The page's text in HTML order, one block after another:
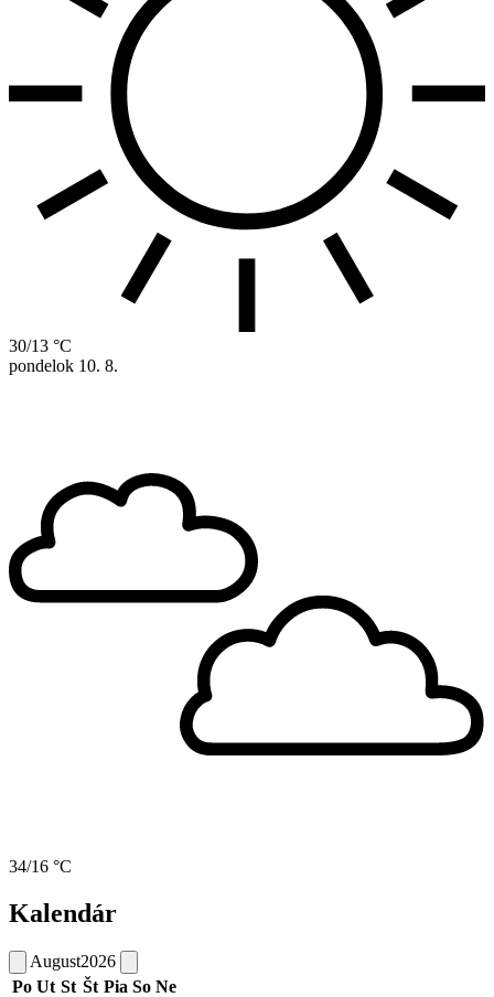
30/13 °C
pondelok 10. 8.
34/16 °C
Kalendár
August2026
Po Ut St Št Pia So Ne